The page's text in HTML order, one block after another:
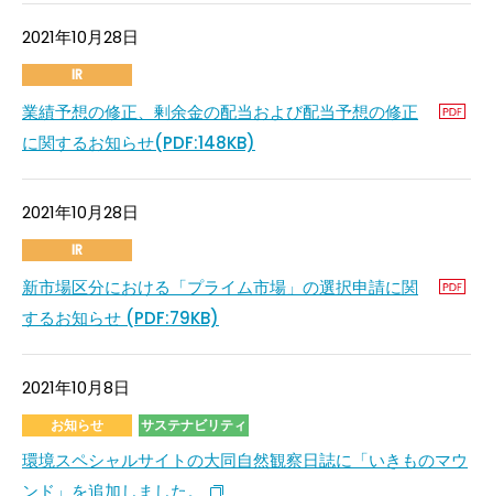
2021年10月28日
IR
業績予想の修正、剰余金の配当および配当予想の修正
に関するお知らせ(PDF:148KB)
2021年10月28日
IR
新市場区分における「プライム市場」の選択申請に関
するお知らせ (PDF:79KB)
2021年10月8日
お知らせ サステナビリティ
環境スペシャルサイトの大同自然観察日誌に「いきものマウ
ンド」を追加しました。